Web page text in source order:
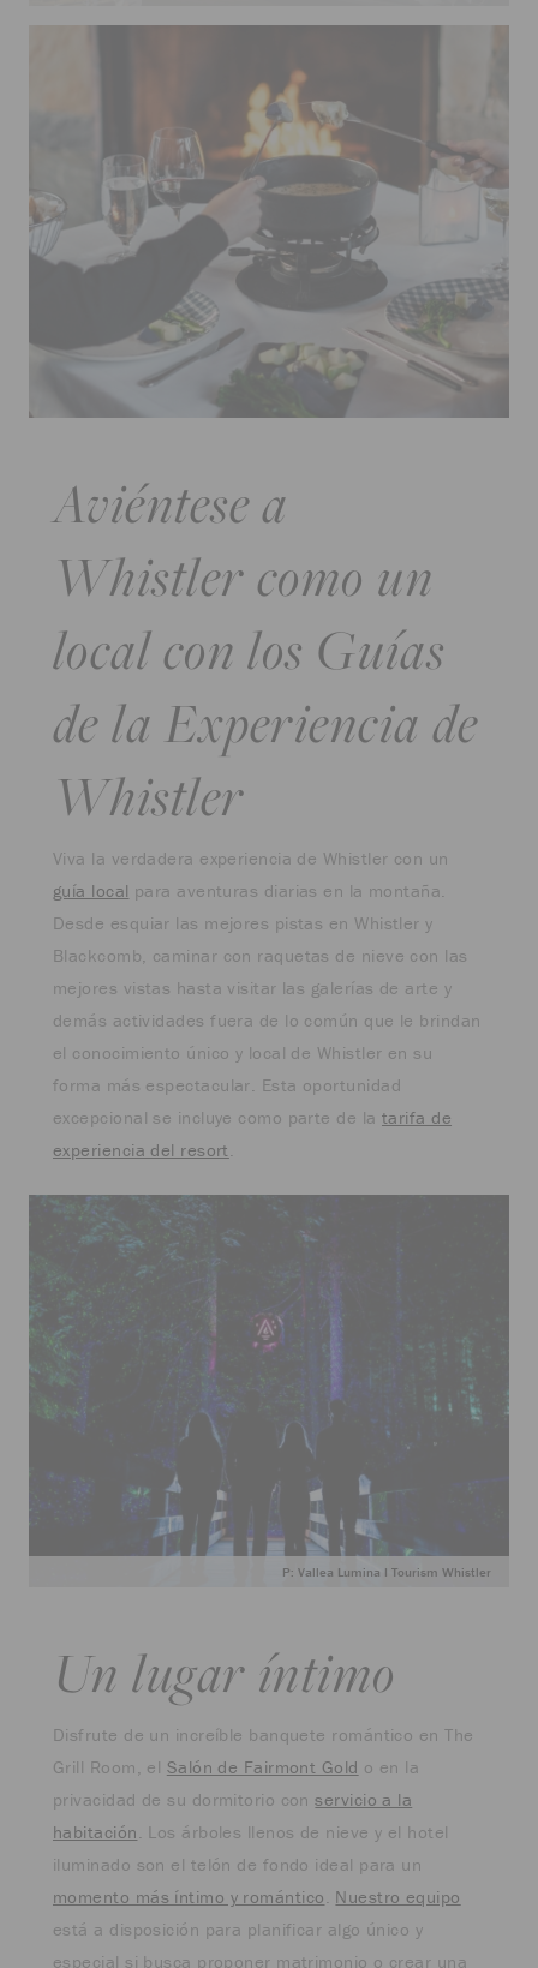
Aviéntese a
Whistler como un
local con los Guías
de la Experiencia de
Whistler
Viva la verdadera experiencia de Whistler con un
guía local para aventuras diarias en la montaña.
Desde esquiar las mejores pistas en Whistler y
Blackcomb, caminar con raquetas de nieve con las
mejores vistas hasta visitar las galerías de arte y
demás actividades fuera de lo común que le brindan
el conocimiento único y local de Whistler en su
forma más espectacular. Esta oportunidad
excepcional se incluye como parte de la tarifa de
experiencia del resort.
P: Vallea Lumina I Tourism Whistler
Un lugar íntimo
Disfrute de un increíble banquete romántico en The
Grill Room, el Salón de Fairmont Gold o en la
privacidad de su dormitorio conservicio a la
habitación. Los árboles llenos de nieve y el hotel
iluminado son el telón de fondo ideal para un
momento más íntimo y romántico. Nuestro equipo
está a disposición para planificar algo único y
especial si busca proponer matrimonio o crear una